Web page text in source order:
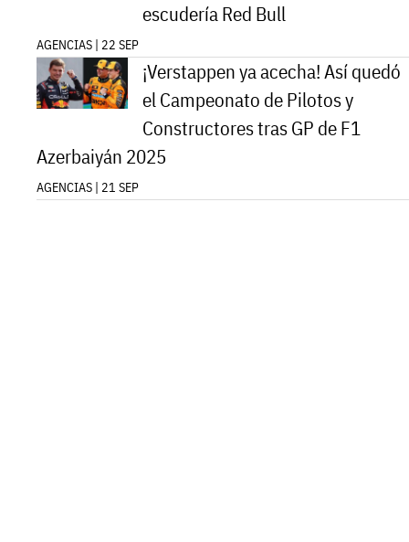
escudería Red Bull
AGENCIAS | 22 SEP
¡Verstappen ya acecha! Así quedó
el Campeonato de Pilotos y
Constructores tras GP de F1
Azerbaiyán 2025
AGENCIAS | 21 SEP